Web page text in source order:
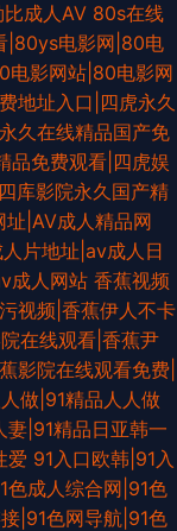
成人AV 80s在线
|80ys电影网|80电
电影网站|80电影网
地址入口|四虎永久
久在线精品国产免
品免费观看|四虎娱
库影院永久国产精
|AV成人精品网
片地址|av成人日
成人网站 香蕉视频
视频|香蕉伊人不卡
在线观看|香蕉尹
影院在线观看免费|
做|91精品人人做
妻|91精品日亚韩一
爱 91入口欧韩|91入
色成人综合网|91色
|91色网导航|91色